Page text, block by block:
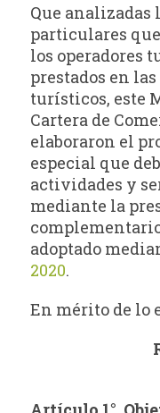
Que analizadas
particulares
los operadores
prestados en
turísticos, este
Cartera de
elaboraron el
especial que
actividades y
mediante la
adoptado
2020.
En mérito de lo